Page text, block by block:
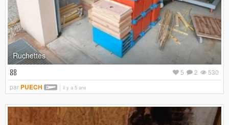
Ruchettes
530
2
5
parPUECH il y a 5 ans